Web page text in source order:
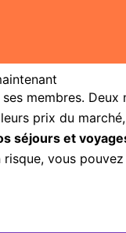
membres.
prix du
séjours et
risque, vous